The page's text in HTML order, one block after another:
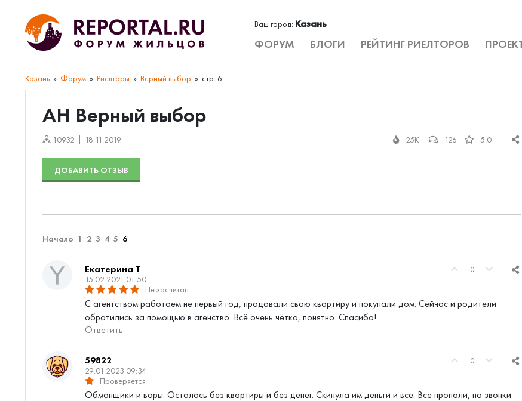
Ваш город: Казань
ФОРУМ БЛОГИ РЕЙТИНГ РИЕЛТОРОВ
Казань Форум Риелторы Верный выбор стр. 6
АН Верный выбор
10932 18.11.2019 25K 126 5.0
ДОБАВИТЬ ОТЗЫВ
Начало 1 2 3 4 5 6
0
Екатерина Т
15.02.2021 01:50
Не засчитан
С агентством работаем не первый год, продавали свою квартиру и покупали дом. Сейчас и родители
обратились за помощью в агенство. Всё очень чётко, понятно. Спасибо!
Ответить
0
59822
29.01.2023 09:34
Проверяется
Обманщики и воры. Осталась без квартиры и без денег. Скинула им деньги и все. Все пропали, на звонки